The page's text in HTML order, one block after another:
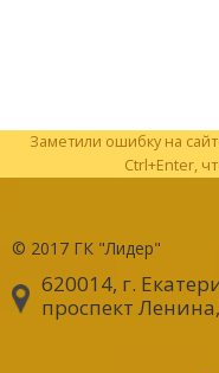
Заметили ошибку на
Ctrl+Enter,
© 2017 ГК "Лидер"
620014, г.
проспект